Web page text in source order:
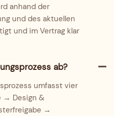
anhand der
und des aktuellen
und im Vertrag klar
ab?
umfasst vier
→ Design &
→